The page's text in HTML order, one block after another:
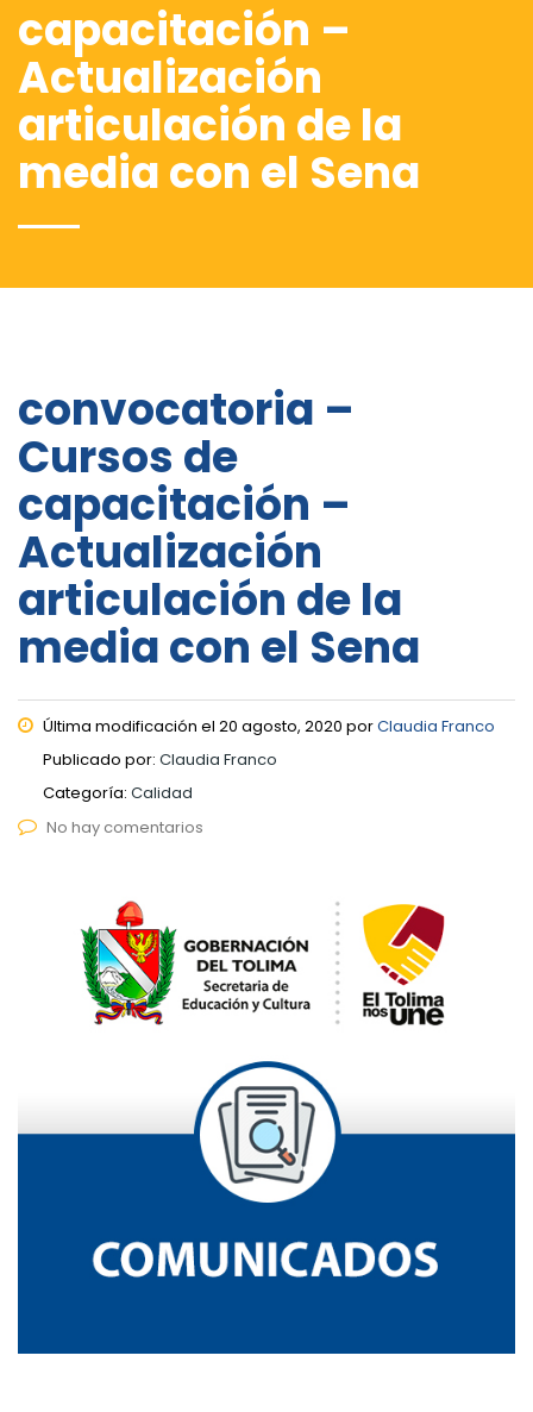
capacitación –
Actualización
articulación de la
media con el Sena
convocatoria –
Cursos de
capacitación –
Actualización
articulación de la
media con el Sena
Última modificación el 20 agosto, 2020 porClaudia Franco
Publicado por: Claudia Franco
Categoría: Calidad
No hay comentarios